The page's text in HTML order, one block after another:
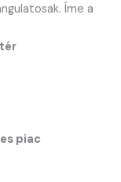
Íme a
piac